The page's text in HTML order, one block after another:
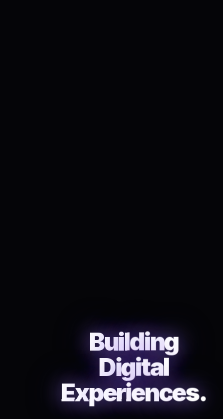
Building
Digital
Experiences.